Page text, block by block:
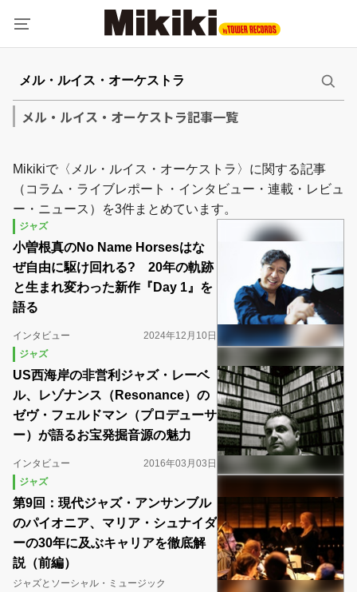
メル・ルイス・オーケストラ記事一覧
Mikikiで〈メル・ルイス・オーケストラ〉に関する記事
（コラム・ライブレポート・インタビュー・連載・レビュ
ー・ニュース）を3件まとめています。
ジャズ
小曽根真のNo Name Horsesはな
ぜ自由に駆け回れる? 20年の軌跡
と生まれ変わった新作『Day 1』を
語る
インタビュー
2024年12月10日
ジャズ
US西海岸の非営利ジャズ・レーベ
ル、レゾナンス（Resonance）の
ゼヴ・フェルドマン（プロデューサ
ー）が語るお宝発掘音源の魅力
インタビュー
2016年03月03日
ジャズ
第9回：現代ジャズ・アンサンブル
のパイオニア、マリア・シュナイダ
ーの30年に及ぶキャリアを徹底解
説（前編）
ジャズとソーシャル・ミュージック